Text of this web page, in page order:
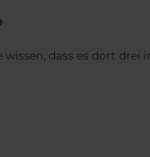
dass es dort